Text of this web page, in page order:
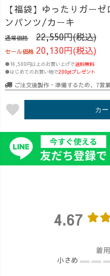
【福袋】ゆったりガー
ンパンツ/カーキ
通常価格 22,550円(税込)
セール価格 20,130円(税込)
●16,500円以上のお買い上げで送料無料
●はじめてのお買い物で200ptプレゼント
ご注文後製作・準備するため、7営
favorite カ
4.67
着
小さめ